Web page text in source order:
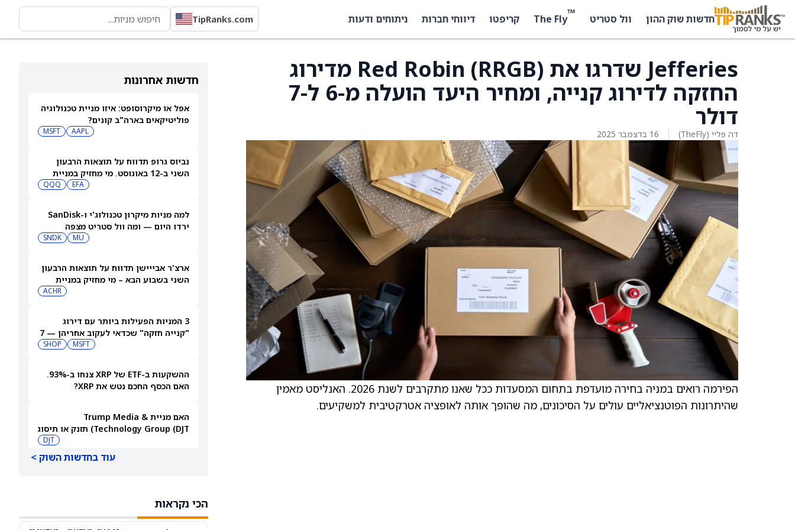
חדשות שוק ההון וול סטריט ™
The Fly קריפטו דיווחי חברות ניתוחים ודעות TipRanks.com
חדשות אחרונות
אפל או מיקרוסופט: איזו מניית טכנולוגיה
פוליטיקאים בארה"ב קונים?
AAPL
MSFT
נביוס גרופ תדווח על תוצאות הרבעון
השני ב-12 באוגוסט. מי מחזיק במניית
EFA
QQQ
למה מניות מיקרון טכנולוג'י ו-SanDisk
ירדו היום — ומה וול סטריט מצפה
MU
SNDK
ארצ'ר אבייישן תדווח על תוצאות הרבעון
השני בשבוע הבא – מי מחזיק במניית
ACHR
3 המניות הפעילות ביותר עם דירוג
"קנייה חזקה" שכדאי לעקוב אחריהן — 7
MSFT
SHOP
ההשקעות ב-ETF של XRP צנחו ב-93%.
האם הכסף החכם נטש את XRP?
האם מניית Trump Media &
Technology Group (DJT) תזנק או תיסוג
DJT
למה מניות מיקרון טכנולוג'י (מיקרון) ו-
עוד בחדשות השוק >
הכי נקראות
Jefferies שדרגו את Red Robin (RRGB) מדירוג
החזקה לדירוג קנייה, ומחיר היעד הועלה מ-6 ל-7
דולר
דה פליי (TheFly) 16 בדצמבר 2025
הפירמה רואים במניה בחירה מועדפת בתחום המסעדות ככל שאנו מתקרבים לשנת 2026. האנליסט מאמין
שהיתרונות הפוטנציאליים עולים על הסיכונים, מה שהופך אותה לאופציה אטרקטיבית למשקיעים.